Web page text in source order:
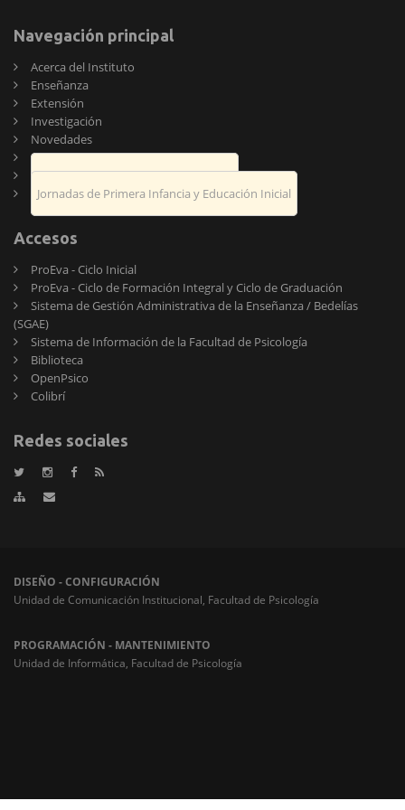
Navegación principal
Acerca del Instituto
Enseñanza
Extensión
Investigación
Novedades
Publicaciones
Encuentro de Psicología y Educación
Jornadas de Primera Infancia y Educación Inicial
Accesos
ProEva - Ciclo Inicial
ProEva - Ciclo de Formación Integral y Ciclo de Graduación
Sistema de Gestión Administrativa de la Enseñanza / Bedelías
(SGAE)
Sistema de Información de la Facultad de Psicología
Biblioteca
OpenPsico
Colibrí
Redes sociales
DISEÑO - CONFIGURACIÓN
Unidad de Comunicación Institucional, Facultad de Psicología
PROGRAMACIÓN - MANTENIMIENTO
Unidad de Informática, Facultad de Psicología